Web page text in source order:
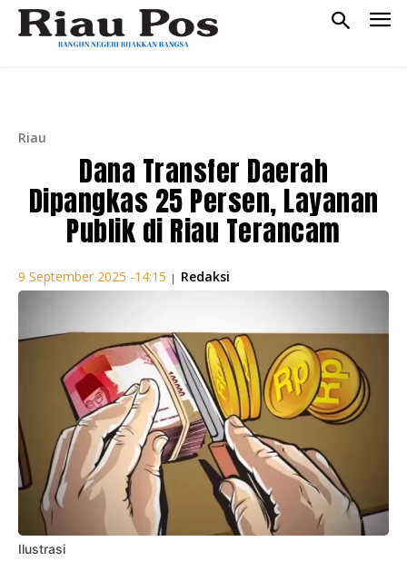
Riau
Dana Transfer Daerah
Dipangkas 25 Persen, Layanan
Publik di Riau Terancam
9 September 2025 -14:15 | Redaksi
Ilustrasi